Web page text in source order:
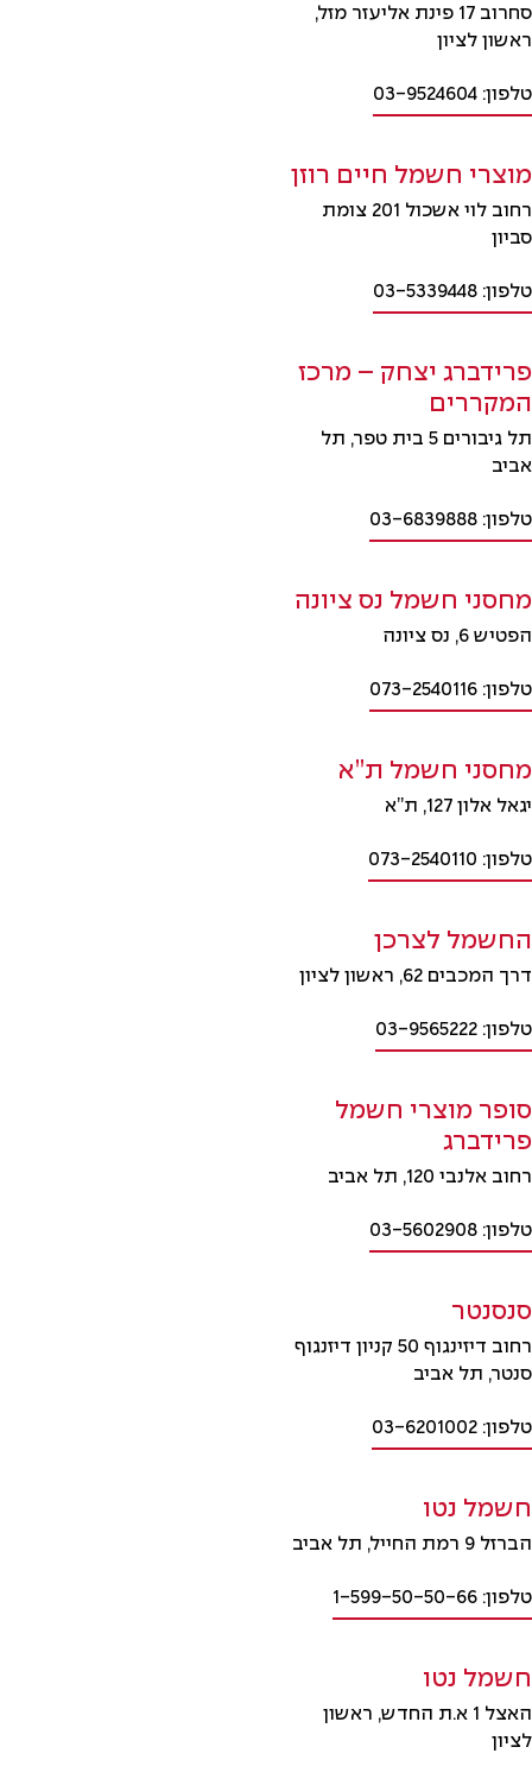
סחרוב 17 פינת אליעזר מזל,
ראשון לציון
טלפון: 03-9524604
מוצרי חשמל חיים רוזן
רחוב לוי אשכול 201 צומת
סביון
טלפון: 03-5339448
פרידברג יצחק – מרכז
המקררים
תל גיבורים 5 בית טפר, תל
אביב
טלפון: 03-6839888
מחסני חשמל נס ציונה
הפטיש 6, נס ציונה
טלפון: 073-2540116
מחסני חשמל ת”א
יגאל אלון 127, ת”א
טלפון: 073-2540110
החשמל לצרכן
דרך המכבים 62, ראשון לציון
טלפון: 03-9565222
סופר מוצרי חשמל
פרידברג
רחוב אלנבי 120, תל אביב
טלפון: 03-5602908
סנסנטר
רחוב דיזינגוף 50 קניון דיזנגוף
סנטר, תל אביב
טלפון: 03-6201002
חשמל נטו
הברזל 9 רמת החייל, תל אביב
טלפון: 1-599-50-50-66
חשמל נטו
האצל 1 א.ת החדש, ראשון
לציון